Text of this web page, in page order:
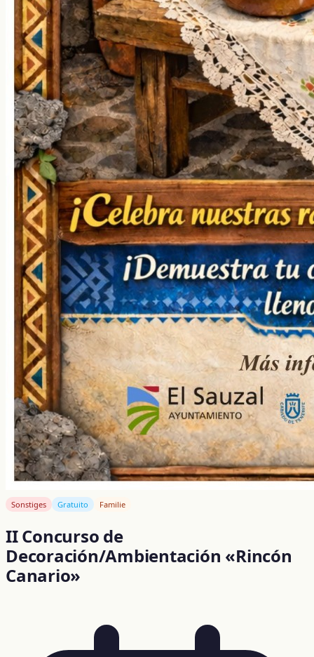
Sonstiges Gratuito Familie
II Concurso de
Decoración/Ambientación «Rincón
Canario»